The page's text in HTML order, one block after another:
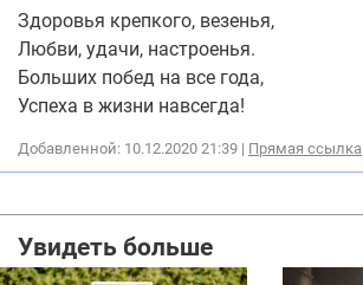
Здоровья крепкого, везенья,
Любви, удачи, настроенья.
Больших побед на все года,
Успеха в жизни навсегда!
Добавленной: 10.12.2020 21:39 | Прямая ссылка
Увидеть больше